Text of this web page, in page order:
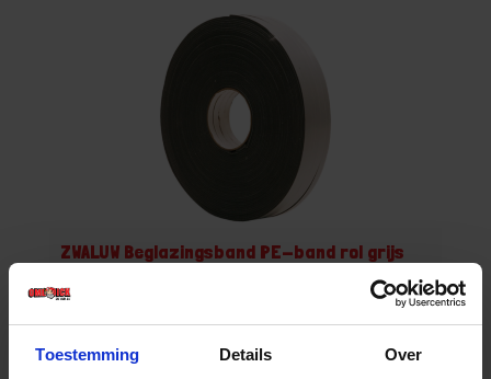
Toestemming Details Over
ZWALUW Beglazingsband PE-band rol grijs
Gtin: 8711595009928,CPBR200482
Artikelnummer merk: 200482